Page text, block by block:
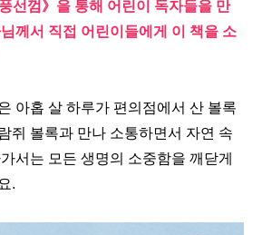
선껌 》 을 통해 어린이 독자들을 만
께서 직접 어린이들에게 이 책을 소
아홉 살 하루가 편의점에서 산 볼록
쥐 볼록과 만나 소통하면서 자연 속
서는 모든 생명의 소중함을 깨닫게
.